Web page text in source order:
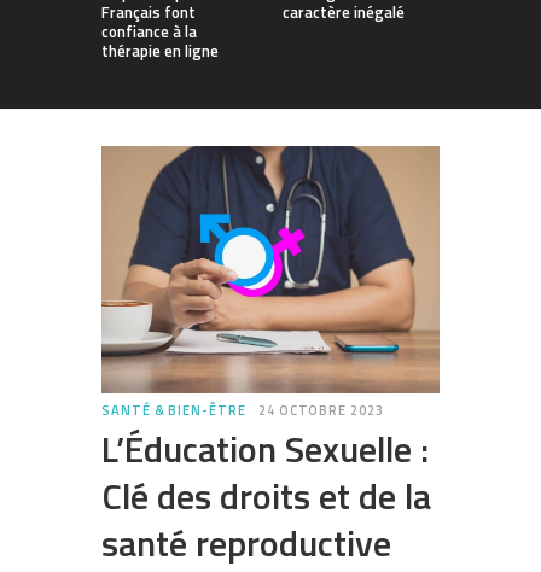
Français font
confiance à la
thérapie en ligne
caractère inégalé
SANTÉ & BIEN-ÊTRE 24 OCTOBRE 2023
L’Éducation Sexuelle :
Clé des droits et de la
santé reproductive